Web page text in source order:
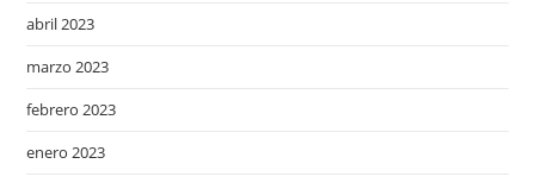
abril 2023
marzo 2023
febrero 2023
enero 2023